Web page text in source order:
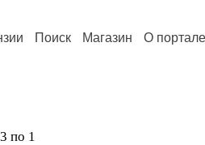
Поиск Магазин О портале
по 1